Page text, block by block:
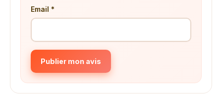
Email *
Publier mon avis